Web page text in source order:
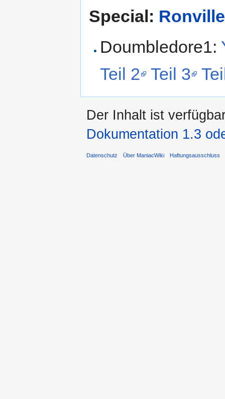
Special:
Doumbledore1:
Teil 2 Teil 3
Der Inhalt ist
Dokumentation 1.3
Datenschutz Über ManiacWiki Haftungsausschluss